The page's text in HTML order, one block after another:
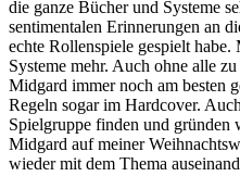
die ganze Bücher und Systeme
sentimentalen Erinnerungen an
echte Rollenspiele gespielt
Systeme mehr. Auch ohne alle
Midgard immer noch am besten
Regeln sogar im Hardcover.
Spielgruppe finden und gründen
Midgard auf meiner
wieder mit dem Thema